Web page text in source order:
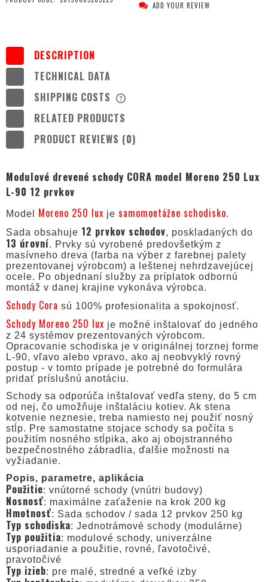
ADD YOUR REVIEW
DESCRIPTION
TECHNICAL DATA
SHIPPING COSTS
RELATED PRODUCTS
PRODUCT REVIEWS (0)
Modulové drevené schody CORA model Moreno 250 Lux
L-90 12 prvkov
Model Moreno 250 lux je samomontážne schodisko.
Sada obsahuje 12 prvkov schodov, poskladaných do
13 úrovní. Prvky sú vyrobené predovšetkým z
masívneho dreva (farba na výber z farebnej palety
prezentovanej výrobcom) a leštenej nehrdzavejúcej
ocele. Po objednaní služby za príplatok odbornú
montáž v danej krajine vykonáva výrobca.
Schody Cora sú 100% profesionalita a spokojnosť.
Schody Moreno 250 lux je možné inštalovať do jedného
z 24 systémov prezentovaných výrobcom.
Opracovanie schodiska je v originálnej torznej forme
L-90, vľavo alebo vpravo, ako aj neobvyklý rovný
postup - v tomto prípade je potrebné do formulára
pridať príslušnú anotáciu.
Schody sa odporúča inštalovať vedľa steny, do 5 cm
od nej, čo umožňuje inštaláciu kotiev. Ak stena
kotvenie neznesie, treba namiesto nej použiť nosný
stĺp. Pre samostatne stojace schody sa počíta s
použitím nosného stĺpika, ako aj obojstranného
bezpečnostného zábradlia, ďalšie možnosti na
vyžiadanie.
Popis, parametre, aplikácia
Použitie: vnútorné schody (vnútri budovy)
Nosnosť: maximálne zaťaženie na krok 200 kg
Hmotnosť: Sada schodov / sada 12 prvkov 250 kg
Typ schodiska: Jednotrámové schody (modulárne)
Typ použitia: modulové schody, univerzálne
usporiadanie a použitie, rovné, ľavotočivé,
pravotočivé
Typ izieb: pre malé, stredné a veľké izby